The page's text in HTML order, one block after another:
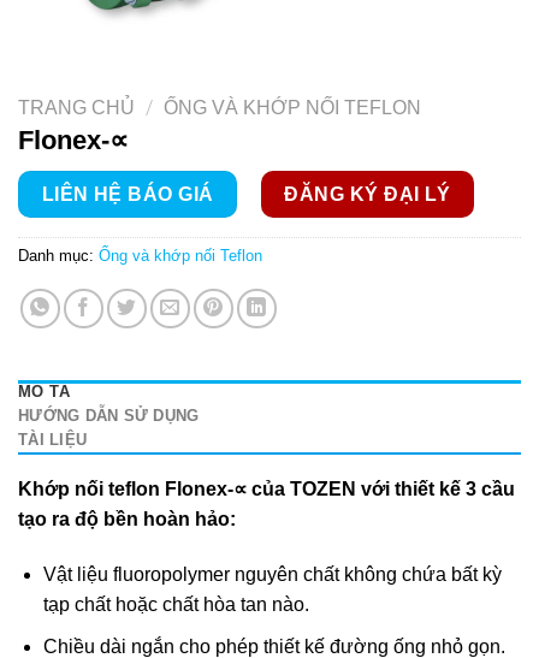
TRANG CHỦ / ỐNG VÀ KHỚP NỐI TEFLON
Flonex-∝
LIÊN HỆ BÁO GIÁ ĐĂNG KÝ ĐẠI LÝ
Danh mục: Ống và khớp nối Teflon
MÔ TẢ
HƯỚNG DẪN SỬ DỤNG
TÀI LIỆU
Khớp nối teflon Flonex-∝ của TOZEN với thiết kế 3 cầu
tạo ra độ bền hoàn hảo:
Vật liệu fluoropolymer nguyên chất không chứa bất kỳ
tạp chất hoặc chất hòa tan nào.
Chiều dài ngắn cho phép thiết kế đường ống nhỏ gọn.